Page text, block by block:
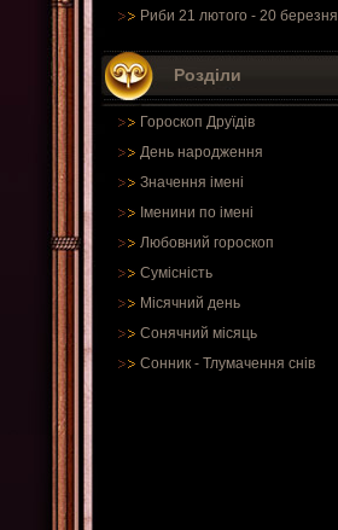
Риби 21 лютого - 20 березня
Розділи
Гороскоп Друїдів
День народження
Значення імені
Іменини по імені
Любовний гороскоп
Сумісність
Місячний день
Сонячний місяць
Сонник - Тлумачення снів